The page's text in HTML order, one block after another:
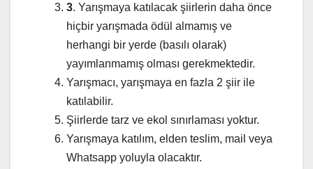
3. Yarışmaya katılacak şiirlerin daha önce
hiçbir yarışmada ödül almamış ve
herhangi bir yerde (basılı olarak)
yayımlanmamış olması gerekmektedir.
Yarışmacı, yarışmaya en fazla 2 şiir ile
katılabilir.
Şiirlerde tarz ve ekol sınırlaması yoktur.
Yarışmaya katılım, elden teslim, mail veya
Whatsapp yoluyla olacaktır.